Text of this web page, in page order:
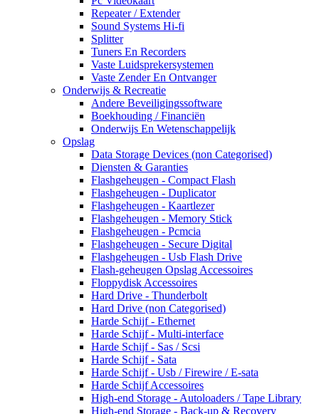
Repeater / Extender
Sound Systems Hi-fi
Splitter
Tuners En Recorders
Vaste Luidsprekersystemen
Vaste Zender En Ontvanger
Onderwijs & Recreatie
Andere Beveiligingssoftware
Boekhouding / Financiën
Onderwijs En Wetenschappelijk
Opslag
Data Storage Devices (non Categorised)
Diensten & Garanties
Flashgeheugen - Compact Flash
Flashgeheugen - Duplicator
Flashgeheugen - Kaartlezer
Flashgeheugen - Memory Stick
Flashgeheugen - Pcmcia
Flashgeheugen - Secure Digital
Flashgeheugen - Usb Flash Drive
Flash-geheugen Opslag Accessoires
Floppydisk Accessoires
Hard Drive - Thunderbolt
Hard Drive (non Categorised)
Harde Schijf - Ethernet
Harde Schijf - Multi-interface
Harde Schijf - Sas / Scsi
Harde Schijf - Sata
Harde Schijf - Usb / Firewire / E-sata
Harde Schijf Accessoires
High-end Storage - Autoloaders / Tape Library
High-end Storage - Back-up & Recovery